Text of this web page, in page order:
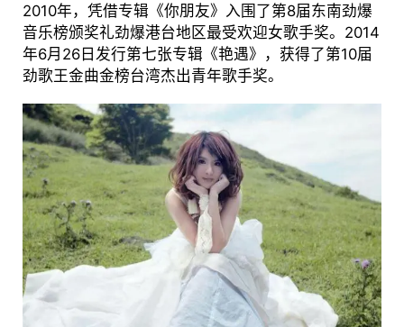
2010年，凭借专辑《你朋友》入围了第8届东南劲爆
音乐榜颁奖礼劲爆港台地区最受欢迎女歌手奖。2014
年6月26日发行第七张专辑《艳遇》，获得了第10届
劲歌王金曲金榜台湾杰出青年歌手奖。